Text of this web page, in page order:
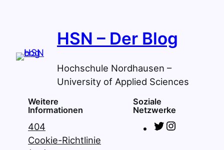
HSN – Der Blog
Hochschule Nordhausen –
University of Applied Sciences
Weitere
Informationen
404
Cookie-Richtlinie
Soziale
Netzwerke
T